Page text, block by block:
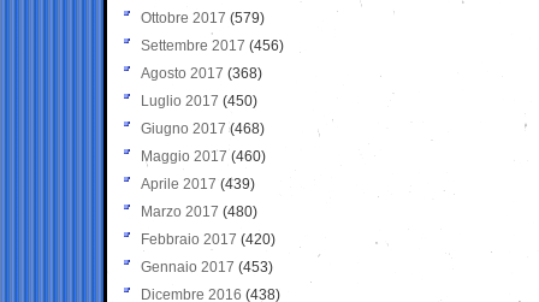
Ottobre 2017 (579)
Settembre 2017 (456)
Agosto 2017 (368)
Luglio 2017 (450)
Giugno 2017 (468)
Maggio 2017 (460)
Aprile 2017 (439)
Marzo 2017 (480)
Febbraio 2017 (420)
Gennaio 2017 (453)
Dicembre 2016 (438)